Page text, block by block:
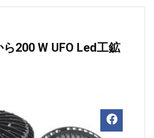
200 W UFO Led工鉱